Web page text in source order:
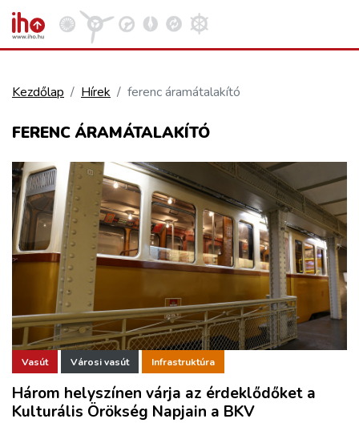
KÖZÚT
REPÜLÉS
KÖZLEKEDÉSFEJLESZTÉS
ELLÁTÁSI LÁNC
ZÖLDÚT
HAJÓZÁS
Kezdőlap Hírek ferenc áramátalakító
FERENC ÁRAMÁTALAKÍTÓ
Vasút Városi vasút Infrastruktúra
Három helyszínen várja az érdeklődőket a
Kulturális Örökség Napjain a BKV